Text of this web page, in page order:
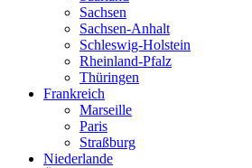
Sachsen
Sachsen-Anhalt
Schleswig-Holstein
Rheinland-Pfalz
Thüringen
Frankreich
Marseille
Paris
Straßburg
Niederlande